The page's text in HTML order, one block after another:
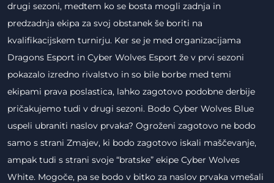
drugi sezoni, medtem ko se bosta mogli zadnja in
predzadnja ekipa za svoj obstanek še boriti na
kvalifikacijskem turnirju. Ker se je med organizacijama
Dragons Esport in Cyber Wolves Esport že v prvi sezoni
pokazalo izredno rivalstvo in so bile borbe med temi
ekipami prava poslastica, lahko zagotovo podobne derbije
pričakujemo tudi v drugi sezoni. Bodo Cyber Wolves Blue
uspeli ubraniti naslov prvaka? Ogroženi zagotovo ne bodo
samo s strani Zmajev, ki bodo zagotovo iskali maščevanje,
ampak tudi s strani svoje “bratske” ekipe Cyber Wolves
White. Mogoče, pa se bodo v bitko za naslov prvaka vmešali